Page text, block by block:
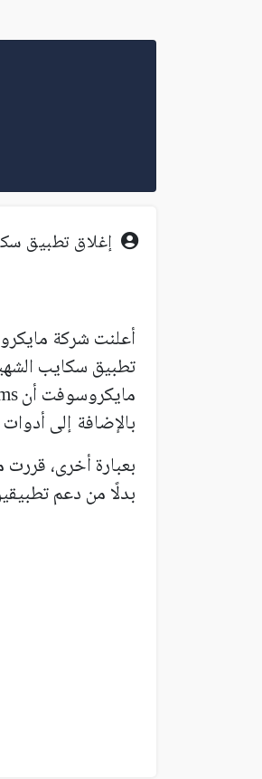
إغلاق تطبيق
أعلنت شركة
تطبيق سكايب
مايكروسوفت أن
بالإضافة إلى
بعبارة أخرى،
بدلًا من دعم